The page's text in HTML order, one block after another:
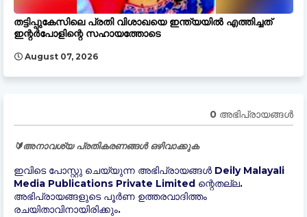
തട്ടിപ്പുകേസിലെ പ്രതി വിശാഖയെ ഇന്ത്യയിൽ എത്തിച്ചത്
ഇന്റർപോളിന്റെ സഹായത്തോടെ
August 07, 2026
0 അഭിപ്രായങ്ങള്‍
🔰അനാവശ്യ പ്രതികരണങ്ങൾ ഒഴിവാക്കുക
ഇവിടെ പോസ്റ്റു ചെയ്യുന്ന അഭിപ്രായങ്ങൾ Deily Malayali
Media Publications Private Limited ന്റെതല്ല.
അഭിപ്രായങ്ങളുടെ പൂർണ ഉത്തരവാദിത്തം
രചയിതാവിനായിരിക്കും.